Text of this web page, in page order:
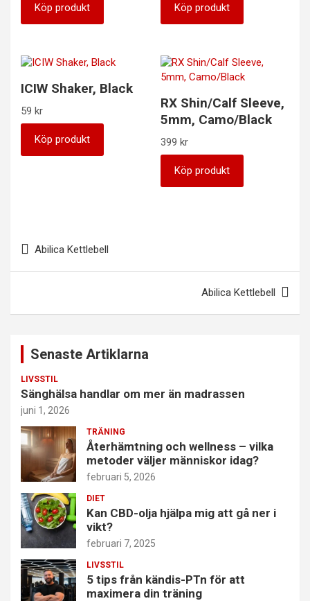
priset
var:
priset
är:
Köp produkt Köp produkt
ICIW Shaker, Black
59 kr
Köp produkt
RX Shin/Calf Sleeve,
5mm, Camo/Black
399 kr
Köp produkt
Inläggsnavigering
Abilica Kettlebell
Abilica Kettlebell
Senaste Artiklarna
LIVSSTIL
Sänghälsa handlar om mer än madrassen
juni 1, 2026
TRÄNING
Återhämtning och wellness – vilka
metoder väljer människor idag?
februari 5, 2026
DIET
Kan CBD-olja hjälpa mig att gå ner i
vikt?
februari 7, 2025
LIVSSTIL
5 tips från kändis-PTn för att
maximera din träning